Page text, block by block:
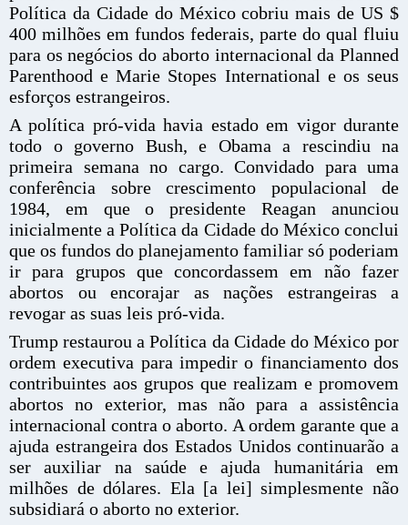
Política da Cidade do México cobriu mais de US $
400 milhões em fundos federais, parte do qual fluiu
para os negócios do aborto internacional da Planned
Parenthood e Marie Stopes International e os seus
esforços estrangeiros.
A política pró-vida havia estado em vigor durante
todo o governo Bush, e Obama a rescindiu na
primeira semana no cargo. Convidado para uma
conferência sobre crescimento populacional de
1984, em que o presidente Reagan anunciou
inicialmente a Política da Cidade do México conclui
que os fundos do planejamento familiar só poderiam
ir para grupos que concordassem em não fazer
abortos ou encorajar as nações estrangeiras a
revogar as suas leis pró-vida.
Trump restaurou a Política da Cidade do México por
ordem executiva para impedir o financiamento dos
contribuintes aos grupos que realizam e promovem
abortos no exterior, mas não para a assistência
internacional contra o aborto. A ordem garante que a
ajuda estrangeira dos Estados Unidos continuarão a
ser auxiliar na saúde e ajuda humanitária em
milhões de dólares. Ela [a lei] simplesmente não
subsidiará o aborto no exterior.